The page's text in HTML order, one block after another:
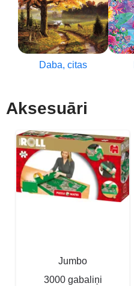
Daba, citas
Aksesuāri
Jumbo
3000 gabaliņi